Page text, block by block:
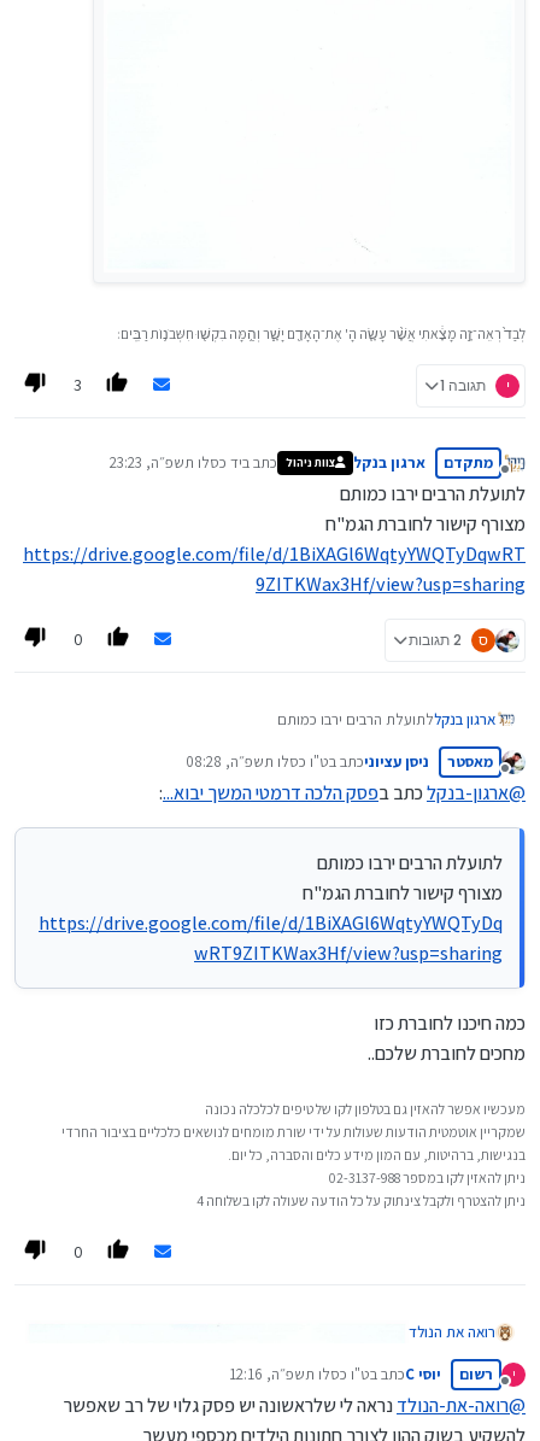
לְבַד֙ רְאֵה־זֶ֣ה מָצָ֔אתִי אֲשֶׁ֨ר עָשָׂ֧ה הָ' אֶת־הָאָדָ֖ם יָשָׁ֑ר וְהֵ֥מָּה בִקְשׁ֖וּ חִשְּׁבֹנ֥וֹת רַבִּֽים׃
י תגובה 1 3
מנותק
מתקדם ארגון בנקל צוות ניהול כתב ביד כסלו תשפ״ה, 23:23
נערך לאחרונה על ידי
לתועלת הרבים ירבו כמותם
מצורף קישור לחוברת הגמ"ח
https://drive.google.com/file/d/1BiXAGl6WqtyYWQTyDqwRT
9ZITKWax3Hf/view?usp=sharing
ס 2 תגובות 0
ארגון בנקללתועלת הרבים ירבו כמותם
https://drive.google.com/file/d/1BiXAGl6WqtyYWQTyDqwRT9
ZITKWax3Hf/view?usp=sharing
מנותק
מאסטר ניסן עציוניכתב בט"ו כסלו תשפ״ה, 08:28
נערך לאחרונה על ידי
@ארגון-בנקלכתב בפסק הלכה דרמטי המשך יבוא...:
לתועלת הרבים ירבו כמותם
מצורף קישור לחוברת הגמ"ח
https://drive.google.com/file/d/1BiXAGl6WqtyYWQTyDq
wRT9ZITKWax3Hf/view?usp=sharing
כמה חיכנו לחוברת כזו
מחכים לחוברת שלכם..
מעכשיו אפשר להאזין גם בטלפון לקו של טיפים לכלכלה נכונה
שמקריין אוטמטית הודעות שעולות על ידי שורת מומחים לנושאים כלכליים בציבור החרדי
בנגישות, ברהיטות, עם המון מידע כלים והסברה, כל יום.
ניתן להאזין לקו במספר 02-3137-988
ניתן להצטרף ולקבל צינתוק על כל הודעה שעולה לקו בשלוחה 4
0
רואה את הנולד
י
מנותק
רשום יוסי C כתב בט"ו כסלו תשפ״ה, 12:16
נערך לאחרונה על ידי
@רואה-את-הנולדנראה לי שלראשונה יש פסק גלוי של רב שאפשר